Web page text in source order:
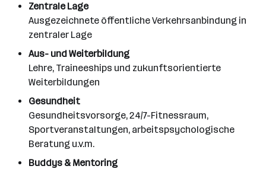
Zentrale Lage
Ausgezeichnete öffentliche Verkehrsanbindung in
zentraler Lage
Aus- und Weiterbildung
Lehre, Traineeships und zukunftsorientierte
Weiterbildungen
Gesundheit
Gesundheitsvorsorge, 24/7-Fitnessraum,
Sportveranstaltungen, arbeitspsychologische
Beratung u.v.m.
Buddys & Mentoring